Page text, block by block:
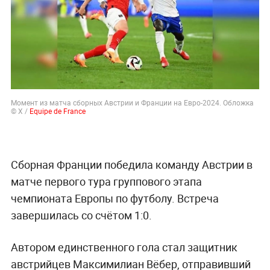
Момент из матча сборных Австрии и Франции на Евро-2024. Обложка
© X / Equipe de France
Сборная Франции победила команду Австрии в
матче первого тура группового этапа
чемпионата Европы по футболу. Встреча
завершилась со счётом 1:0.
Автором единственного гола стал защитник
австрийцев Максимилиан Вёбер, отправивший